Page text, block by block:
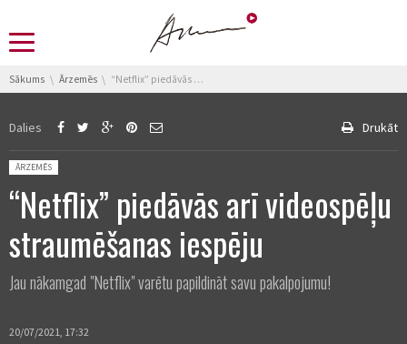
You are here:
Sākums Ārzemēs “Netflix” piedāvās arī videospēļu straumēšanas iespēju
Dalies Drukāt
Posted in:
ĀRZEMĒS
“Netflix” piedāvās arī videospēļu
straumēšanas iespēju
Jau nākamgad "Netflix" varētu papildināt savu pakalpojumu!
20/07/2021, 17:32